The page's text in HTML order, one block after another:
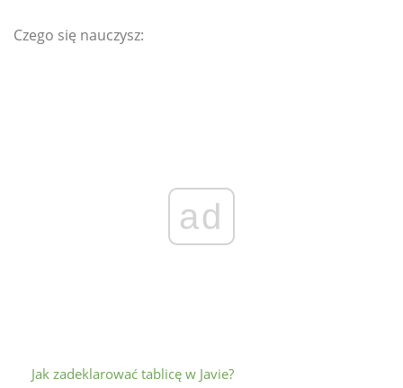
Czego się nauczysz:
ad
Jak zadeklarować tablicę w Javie?